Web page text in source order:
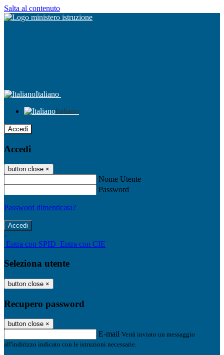
Salta al contenuto
Italiano
Italiano
Accedi
Accedi
button close ×
Nome Utente
Password
Password dimenticata?
-
Entra con SPID Entra con CIE
Seleziona utente
button close ×
Recupero password
button close ×
E-mail Verrà inviato un messaggio
all'indirizzo indicato con le istruzioni necessarie.